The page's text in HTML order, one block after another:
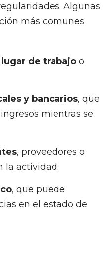
Algunas
más comunes
de trabajoo
y bancarios, que
mientras se
, proveedores o
la actividad.
, que puede
en el estado de